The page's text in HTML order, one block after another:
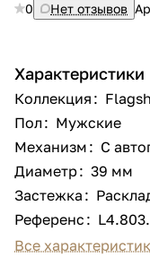
0 Нет отзывов
Характеристики
Коллекция :
Пол : Мужские
Механизм : С
Диаметр: 39 мм
Застежка :
Референс :
Все